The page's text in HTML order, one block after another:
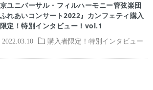
2022.03.10 購入者限定！特別インタビュー
ユニバーサル・フィルハーモニー管弦楽団
ふれあいコンサート2022』カンフェティ購入
定！特別インタビュー！vol.1